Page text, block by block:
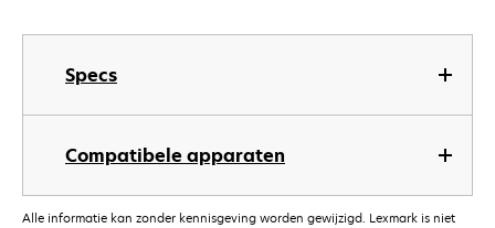
Specs
Compatibele apparaten
Alle informatie kan zonder kennisgeving worden gewijzigd. Lexmark is niet